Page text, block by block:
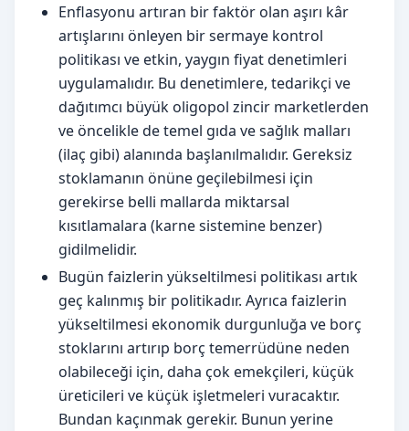
Enflasyonu artıran bir faktör olan aşırı kâr
artışlarını önleyen bir sermaye kontrol
politikası ve etkin, yaygın fiyat denetimleri
uygulamalıdır. Bu denetimlere, tedarikçi ve
dağıtımcı büyük oligopol zincir marketlerden
ve öncelikle de temel gıda ve sağlık malları
(ilaç gibi) alanında başlanılmalıdır. Gereksiz
stoklamanın önüne geçilebilmesi için
gerekirse belli mallarda miktarsal
kısıtlamalara (karne sistemine benzer)
gidilmelidir.
Bugün faizlerin yükseltilmesi politikası artık
geç kalınmış bir politikadır. Ayrıca faizlerin
yükseltilmesi ekonomik durgunluğa ve borç
stoklarını artırıp borç temerrüdüne neden
olabileceği için, daha çok emekçileri, küçük
üreticileri ve küçük işletmeleri vuracaktır.
Bundan kaçınmak gerekir. Bunun yerine